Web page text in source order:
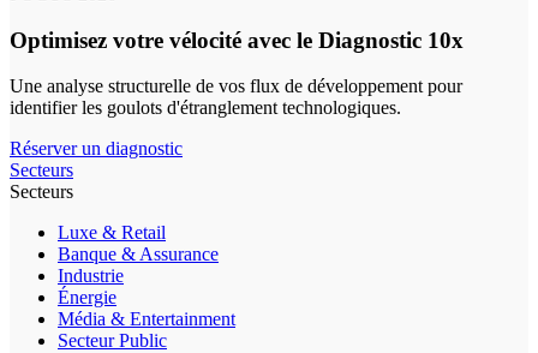
Optimisez votre vélocité avec le Diagnostic 10x
Une analyse structurelle de vos flux de développement pour
identifier les goulots d'étranglement technologiques.
Réserver un diagnostic
Secteurs
Secteurs
Luxe & Retail
Banque & Assurance
Industrie
Énergie
Média & Entertainment
Secteur Public